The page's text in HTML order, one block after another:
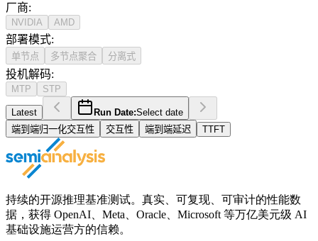
厂商:
NVIDIA AMD
部署模式:
单节点 多节点聚合 分离式
投机解码:
MTP STP
Latest Run Date:Select date
端到端归一化交互性
交互性 端到端延迟 TTFT
持续的开源推理基准测试。真实、可复现、可审计的性能数
据，获得 OpenAI、Meta、Oracle、Microsoft 等万亿美元级 AI
基础设施运营方的信赖。